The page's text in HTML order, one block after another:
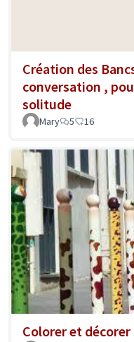
Création des
conversation ,
solitude
Mary 5 16
Colorer et